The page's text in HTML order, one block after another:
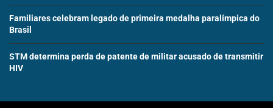
Familiares celebram legado de primeira medalha paralímpica do
Brasil
STM determina perda de patente de militar acusado de transmitir
HIV